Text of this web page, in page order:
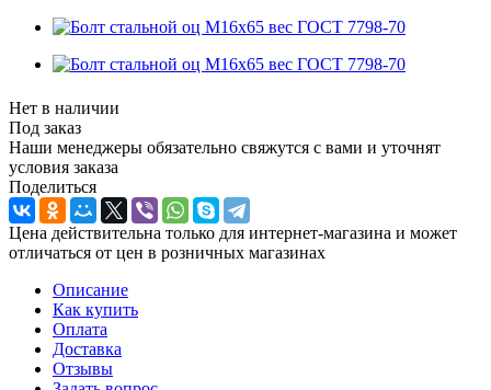
Нет в наличии
Под заказ
Наши менеджеры обязательно свяжутся с вами и уточнят
условия заказа
Поделиться
Цена действительна только для интернет-магазина и может
отличаться от цен в розничных магазинах
Описание
Как купить
Оплата
Доставка
Отзывы